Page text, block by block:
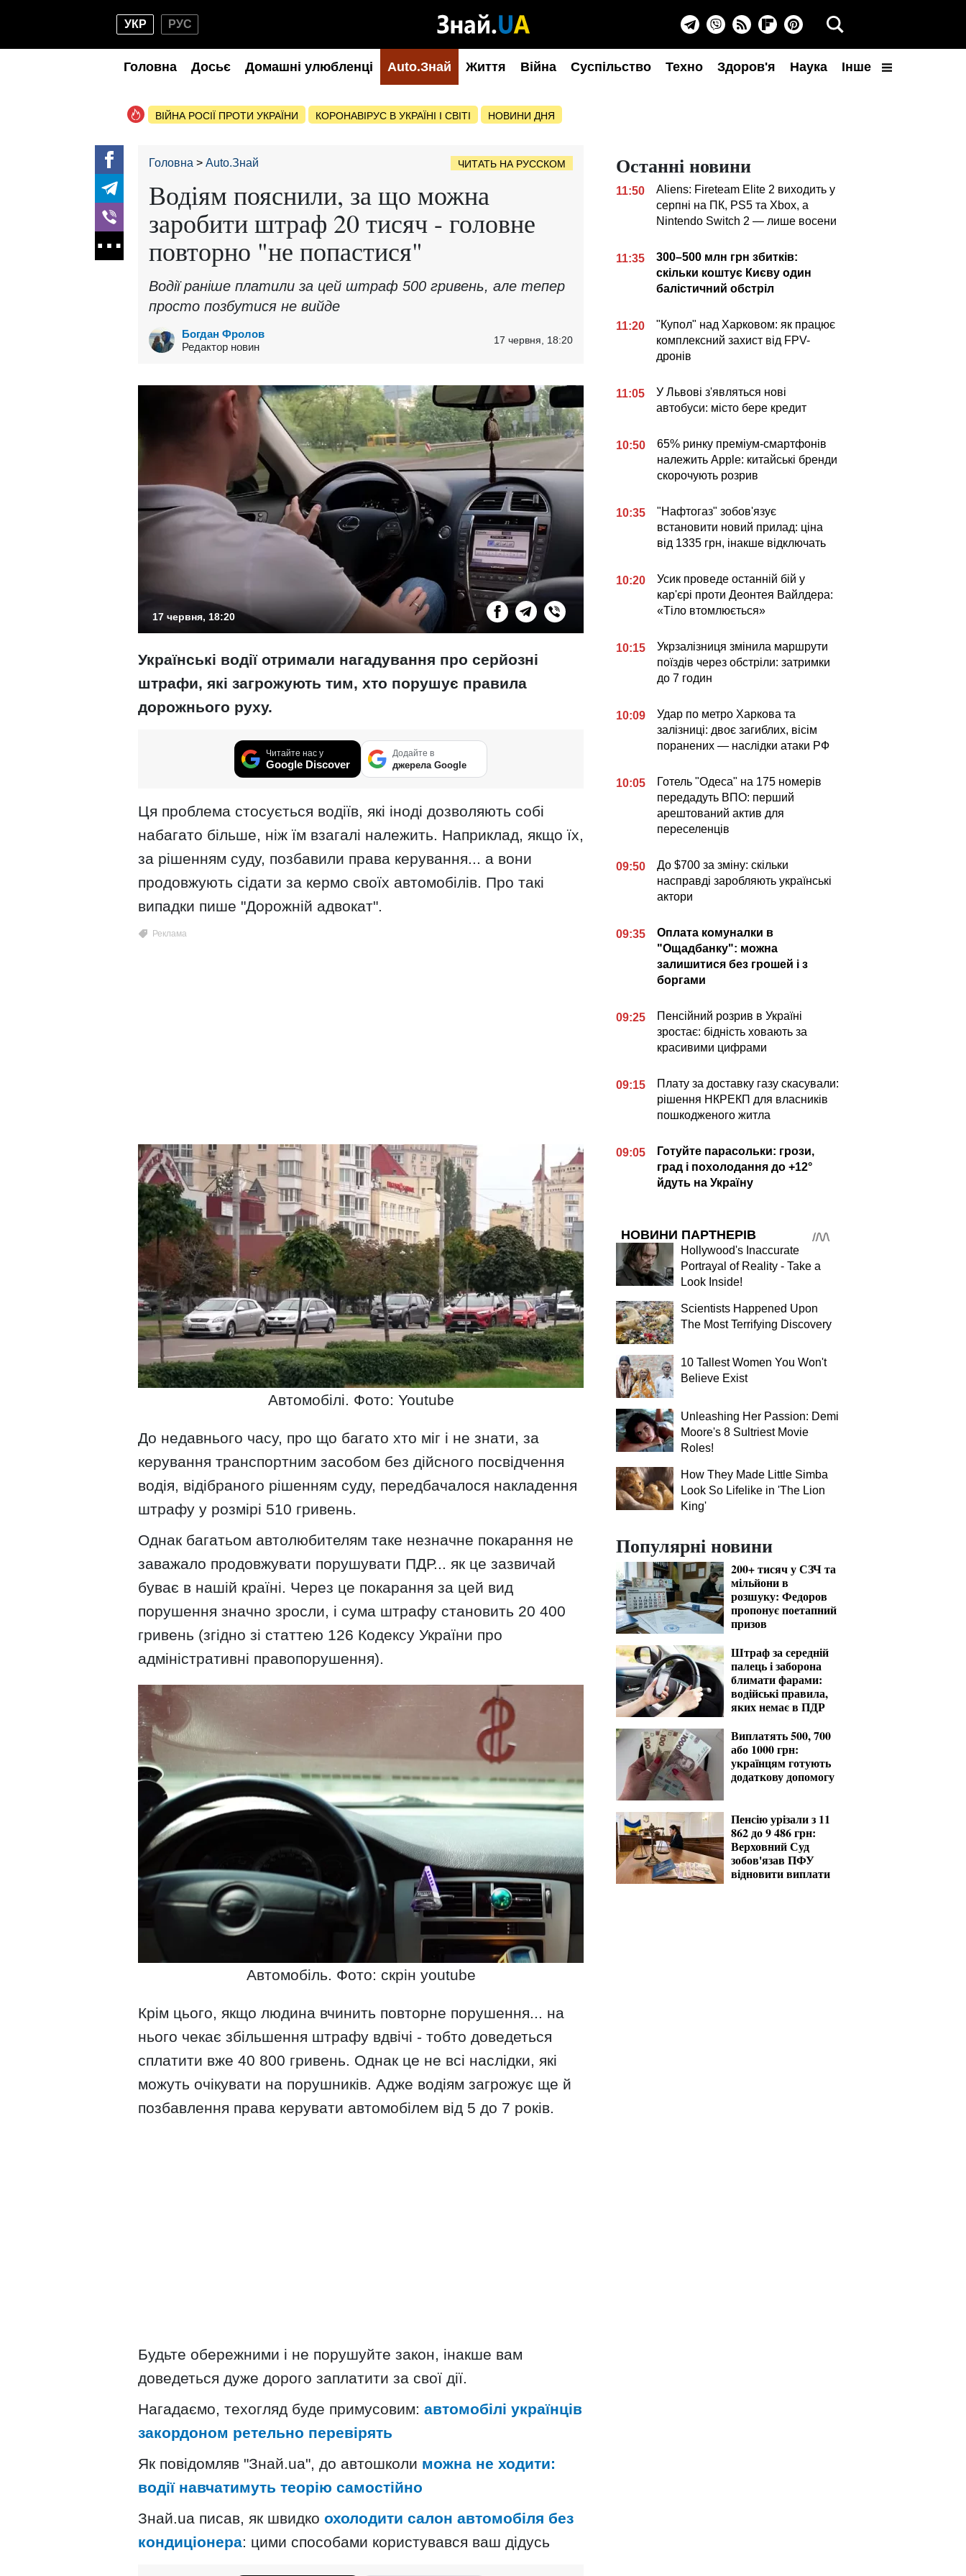
УКР РУС
Головна Досьє Домашні улюбленці Auto.Знай Життя Війна Суспільство Техно Здоров'я Наука Інше
ВІЙНА РОСІЇ ПРОТИ УКРАЇНИ КОРОНАВІРУС В УКРАЇНІ І СВІТІ НОВИНИ ДНЯ
Головна Auto.Знай ЧИТАТЬ НА РУССКОМ
Водіям пояснили, за що можна
заробити штраф 20 тисяч - головне
повторно "не попастися"
Водії раніше платили за цей штраф 500 гривень, але тепер
просто позбутися не вийде
Богдан Фролов
Редактор новин
17 червня, 18:20
17 червня, 18:20
Українські водії отримали нагадування про серйозні
штрафи, які загрожують тим, хто порушує правила
дорожнього руху.
Читайте нас у
Google Discover
Додайте в
джерела Google
Ця проблема стосується водіїв, які іноді дозволяють собі
набагато більше, ніж їм взагалі належить. Наприклад, якщо їх,
за рішенням суду, позбавили права керування... а вони
продовжують сідати за кермо своїх автомобілів. Про такі
випадки пише "Дорожній адвокат".
Автомобілі. Фото: Youtube
До недавнього часу, про що багато хто міг і не знати, за
керування транспортним засобом без дійсного посвідчення
водія, відібраного рішенням суду, передбачалося накладення
штрафу у розмірі 510 гривень.
Однак багатьом автолюбителям таке незначне покарання не
заважало продовжувати порушувати ПДР... як це зазвичай
буває в нашій країні. Через це покарання за цей вид
порушення значно зросли, і сума штрафу становить 20 400
гривень (згідно зі статтею 126 Кодексу України про
адміністративні правопорушення).
Автомобіль. Фото: скрін youtube
Крім цього, якщо людина вчинить повторне порушення... на
нього чекає збільшення штрафу вдвічі - тобто доведеться
сплатити вже 40 800 гривень. Однак це не всі наслідки, які
можуть очікувати на порушників. Адже водіям загрожує ще й
позбавлення права керувати автомобілем від 5 до 7 років.
Будьте обережними і не порушуйте закон, інакше вам
доведеться дуже дорого заплатити за свої дії.
Нагадаємо, техогляд буде примусовим: автомобілі українців
закордоном ретельно перевірять
Як повідомляв "Знай.uа", до автошколи можна не ходити:
водії навчатимуть теорію самостійно
Знай.uа писав, як швидко охолодити салон автомобіля без
кондиціонера: цими способами користувався ваш дідусь
Останні новини
11:50
Aliens: Fireteam Elite 2 виходить у
серпні на ПК, PS5 та Xbox, а
Nintendo Switch 2 — лише восени
11:35
300–500 млн грн збитків:
скільки коштує Києву один
балістичний обстріл
11:20
"Купол" над Харковом: як працює
комплексний захист від FPV-
дронів
11:05
У Львові з'являться нові
автобуси: місто бере кредит
10:50
65% ринку преміум-смартфонів
належить Apple: китайські бренди
скорочують розрив
10:35
"Нафтогаз" зобов'язує
встановити новий прилад: ціна
від 1335 грн, інакше відключать
10:20
Усик проведе останній бій у
кар'єрі проти Деонтея Вайлдера:
«Тіло втомлюється»
10:15
Укрзалізниця змінила маршрути
поїздів через обстріли: затримки
до 7 годин
10:09
Удар по метро Харкова та
залізниці: двоє загиблих, вісім
поранених — наслідки атаки РФ
10:05
Готель "Одеса" на 175 номерів
передадуть ВПО: перший
арештований актив для
переселенців
09:50
До $700 за зміну: скільки
насправді заробляють українські
актори
09:35
Оплата комуналки в
"Ощадбанку": можна
залишитися без грошей і з
боргами
09:25
Пенсійний розрив в Україні
зростає: бідність ховають за
красивими цифрами
09:15
Плату за доставку газу скасували:
рішення НКРЕКП для власників
пошкодженого житла
09:05
Готуйте парасольки: грози,
град і похолодання до +12°
йдуть на Україну
НОВИНИ ПАРТНЕРІВ
Hollywood's Inaccurate
Portrayal of Reality - Take a
Look Inside!
Scientists Happened Upon
The Most Terrifying Discovery
10 Tallest Women You Won't
Believe Exist
Unleashing Her Passion: Demi
Moore's 8 Sultriest Movie
Roles!
How They Made Little Simba
Look So Lifelike in 'The Lion
King'
Популярні новини
200+ тисяч у СЗЧ та
мільйони в
розшуку: Федоров
пропонує поетапний
призов
Штраф за середній
палець і заборона
блимати фарами:
водійські правила,
яких немає в ПДР
Виплатять 500, 700
або 1000 грн:
українцям готують
додаткову допомогу
Пенсію урізали з 11
862 до 9 486 грн:
Верховний Суд
зобов'язав ПФУ
відновити виплати